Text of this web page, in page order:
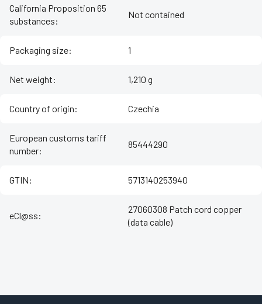
California Proposition 65
substances:
Not contained
Packaging size: 1
Net weight: 1,210 g
Country of origin: Czechia
European customs tariff
number:
85444290
GTIN: 5713140253940
eCl@ss:
27060308 Patch cord copper
(data cable)